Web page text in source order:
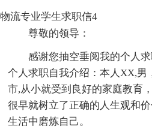
物流专业学生求职信4
尊敬的领导：
感谢您抽空垂阅我的个人
个人求职自我介绍：本人XX,
市,从小就受到良好的家庭教育
很早就树立了正确的人生观和
生活中磨炼自己。